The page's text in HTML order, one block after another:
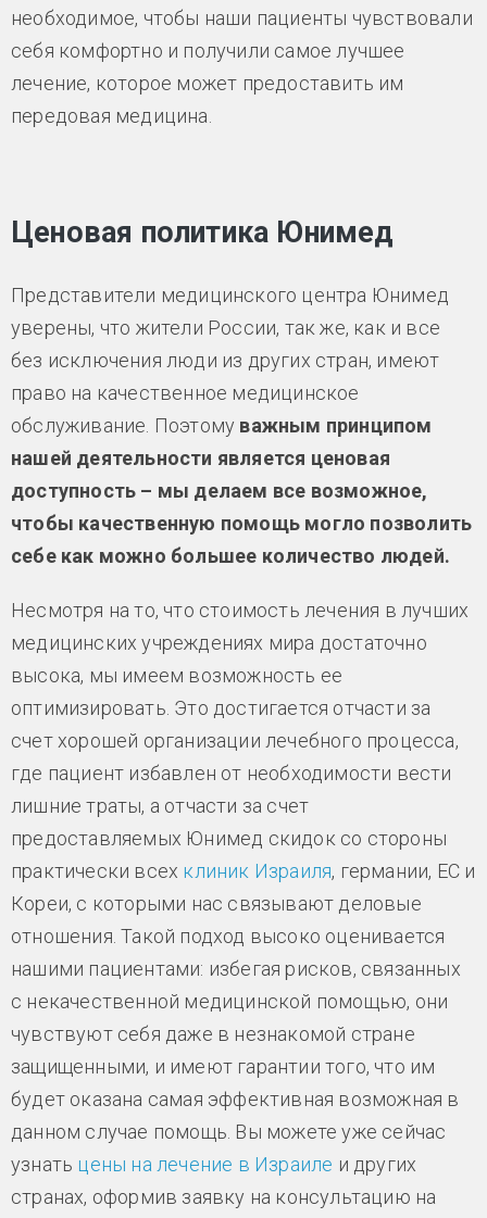
необходимое, чтобы наши пациенты чувствовали
себя комфортно и получили самое лучшее
лечение, которое может предоставить им
передовая медицина.
Ценовая политика Юнимед
Представители медицинского центра Юнимед
уверены, что жители России, так же, как и все
без исключения люди из других стран, имеют
право на качественное медицинское
обслуживание. Поэтому важным принципом
нашей деятельности является ценовая
доступность – мы делаем все возможное,
чтобы качественную помощь могло позволить
себе как можно большее количество людей.
Несмотря на то, что стоимость лечения в лучших
медицинских учреждениях мира достаточно
высока, мы имеем возможность ее
оптимизировать. Это достигается отчасти за
счет хорошей организации лечебного процесса,
где пациент избавлен от необходимости вести
лишние траты, а отчасти за счет
предоставляемых Юнимед скидок со стороны
практически всех клиник Израиля, германии, ЕС и
Кореи, с которыми нас связывают деловые
отношения. Такой подход высоко оценивается
нашими пациентами: избегая рисков, связанных
с некачественной медицинской помощью, они
чувствуют себя даже в незнакомой стране
защищенными, и имеют гарантии того, что им
будет оказана самая эффективная возможная в
данном случае помощь. Вы можете уже сейчас
узнать цены на лечение в Израиле и других
странах, оформив заявку на консультацию на